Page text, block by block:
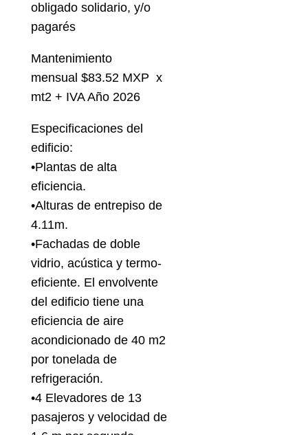
obligado solidario, y/o
pagarés
Mantenimiento
mensual $83.52 MXP x
mt2 + IVA Año 2026
Especificaciones del
edificio:
•Plantas de alta
eficiencia.
•Alturas de entrepiso de
4.11m.
•Fachadas de doble
vidrio, acústica y termo-
eficiente. El envolvente
del edificio tiene una
eficiencia de aire
acondicionado de 40 m2
por tonelada de
refrigeración.
•4 Elevadores de 13
pasajeros y velocidad de